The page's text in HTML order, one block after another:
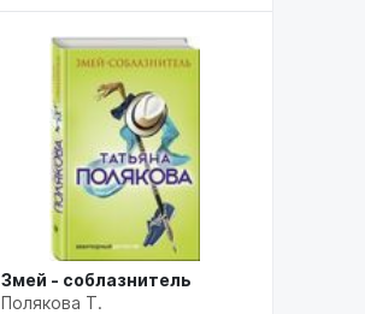
Змей - соблазнитель
Полякова Т.